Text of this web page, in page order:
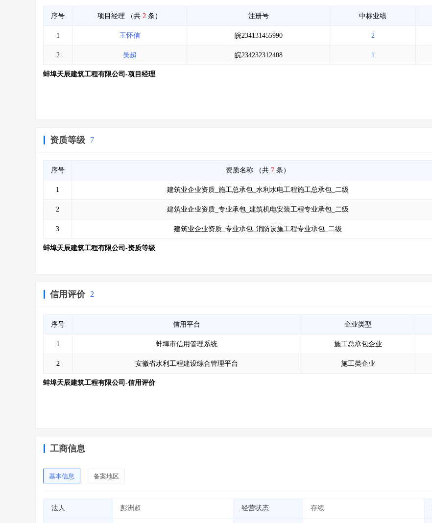
序号 项目经理 （共 2 条） 注册号 中标业绩
1 王怀信 皖234131455990 2
2 吴超 皖234232312408 1
蚌埠天辰建筑工程有限公司-项目经理
资质等级 7
序号 资质名称 （共 7条）
1 建筑业企业资质_施工总承包_水利水电工程施工总承包_二级
2 建筑业企业资质_专业承包_建筑机电安装工程专业承包_二级
3 建筑业企业资质_专业承包_消防设施工程专业承包_二级
蚌埠天辰建筑工程有限公司-资质等级
信用评价 2
序号 信用平台 企业类型
1 蚌埠市信用管理系统 施工总承包企业
2 安徽省水利工程建设综合管理平台 施工类企业
蚌埠天辰建筑工程有限公司-信用评价
工商信息
基本信息 备案地区
法人 彭洲超 经营状态 存续